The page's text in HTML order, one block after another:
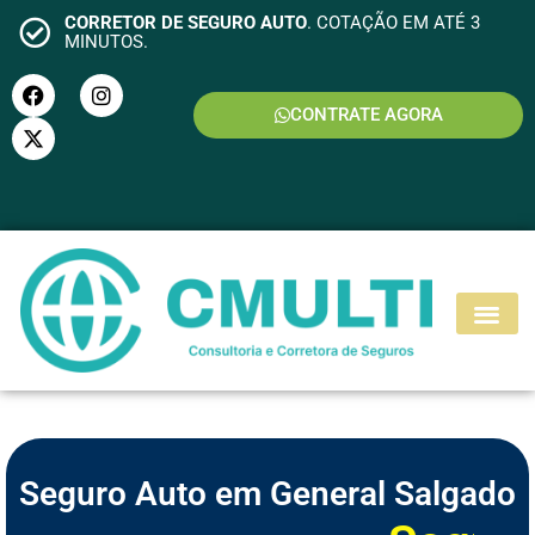
CORRETOR DE SEGURO AUTO. COTAÇÃO EM ATÉ 3
MINUTOS.
CONTRATE AGORA
SEGURO MOTO
Seguro Auto em General Salgado